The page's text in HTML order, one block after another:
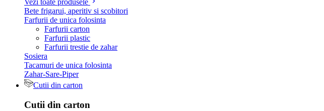
Vezi toate produsele
Bete frigarui, aperitiv si scobitori
Farfurii de unica folosinta
Farfurii carton
Farfurii plastic
Farfurii trestie de zahar
Sosiera
Tacamuri de unica folosinta
Zahar-Sare-Piper
Cutii din carton
Cutii din carton